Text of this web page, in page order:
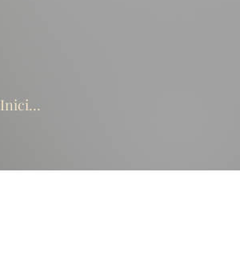
Iniciar sesión